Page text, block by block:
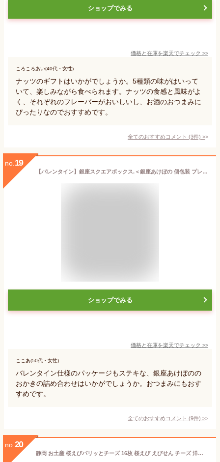
ショップでみる
価格と在庫を楽天でチェック >>
ころころあい(40代・女性)
ナッツのギフトはいかがでしょうか。5種類の味がはいって
いて、楽しみながら食べられます。ナッツの食感と風味がよ
く、それぞれのフレーバーがおいしいし、お酒のおつまみに
ぴったりなのでおすすめです。
全てのおすすめコメント (3件) >
no. 19
【バレンタイン】銀座スクエアボックス.＜銀座あけぼの 個包装 プレゼント ギフト 職場 友だち 会社 おせんべい おかき あられ チーズ アーモンド 醤油 塩 小分け＞
ショップでみる
価格と在庫を楽天でチェック >>
ここあ(50代・女性)
バレンタイン仕様のパッケージもステキな、銀座あけぼのの
おかきの詰め合わせはいかがでしょうか。おつまみにもおす
すめです。
全てのおすすめコメント (9件) >
no. 20
静岡 お土産 桜えびパリッとチーズ 16枚 桜えび えびせん チーズ 洋風 おつまみ 女子会 お菓子 焼き菓子 チーズ わかふじ 桜えびせんべい 煎餅 えびせん 静岡みやげ せんべい おやつ